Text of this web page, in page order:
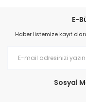
E-
Haber listemize kayıt
Sosyal